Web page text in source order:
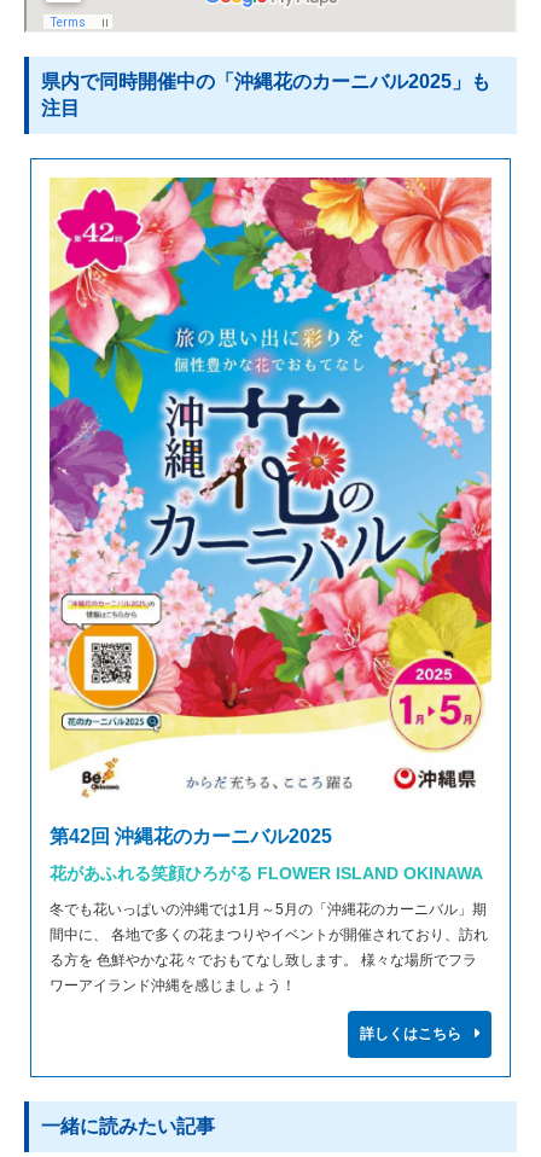
県内で同時開催中の「沖縄花のカーニバル2025」も
注目
第42回 沖縄花のカーニバル2025
花があふれる笑顔ひろがる FLOWER ISLAND OKINAWA
冬でも花いっぱいの沖縄では1月～5月の「沖縄花のカーニバル」期
間中に、 各地で多くの花まつりやイベントが開催されており、訪れ
る方を 色鮮やかな花々でおもてなし致します。 様々な場所でフラ
ワーアイランド沖縄を感じましょう！
詳しくはこちら
一緒に読みたい記事